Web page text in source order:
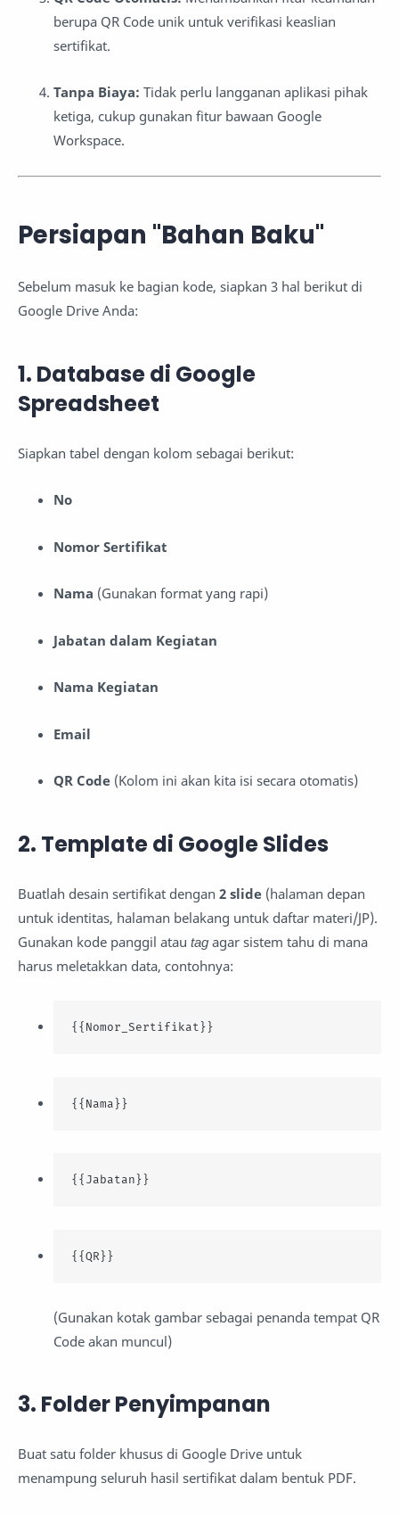
berupa QR Code unik untuk verifikasi keaslian
sertifikat.
Tanpa Biaya: Tidak perlu langganan aplikasi pihak
ketiga, cukup gunakan fitur bawaan Google
Workspace.
Persiapan "Bahan Baku"
Sebelum masuk ke bagian kode, siapkan 3 hal berikut di
Google Drive Anda:
1. Database di Google
Spreadsheet
Siapkan tabel dengan kolom sebagai berikut:
No
Nomor Sertifikat
Nama (Gunakan format yang rapi)
Jabatan dalam Kegiatan
Nama Kegiatan
Email
QR Code (Kolom ini akan kita isi secara otomatis)
2. Template di Google Slides
Buatlah desain sertifikat dengan 2 slide (halaman depan
untuk identitas, halaman belakang untuk daftar materi/JP).
Gunakan kode panggil atau tag agar sistem tahu di mana
harus meletakkan data, contohnya:
{{Nomor_Sertifikat}}
{{Nama}}
{{Jabatan}}
{{QR}}
(Gunakan kotak gambar sebagai penanda tempat QR
Code akan muncul)
3. Folder Penyimpanan
Buat satu folder khusus di Google Drive untuk
menampung seluruh hasil sertifikat dalam bentuk PDF.